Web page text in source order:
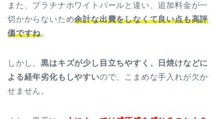
また、プラチナホワイトパールと違い、追加料金が一
切かからないため余計な出費をしなくて良い点も高評
価ですね。
しかし、黒はキズが少し目立ちやすく、日焼けなどに
よる経年劣化もしやすいので、こまめな手入れが欠か
せません。